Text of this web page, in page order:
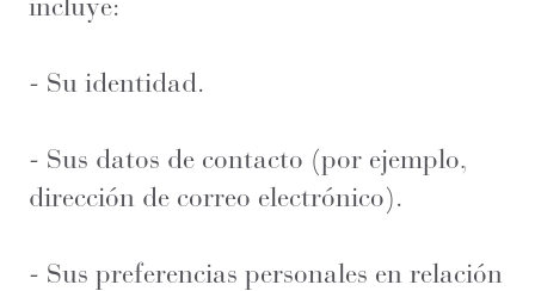
- Su identidad.
- Sus datos de contacto (por ejemplo,
dirección de correo electrónico).
- Sus preferencias personales en relación